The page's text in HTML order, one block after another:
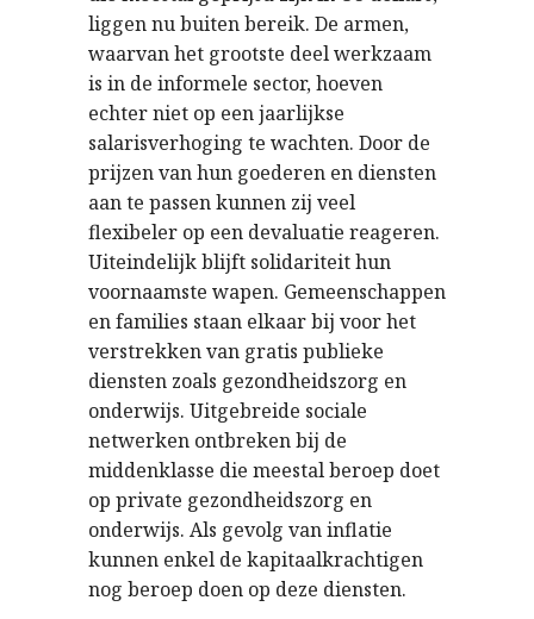
liggen nu buiten bereik. De armen,
waarvan het grootste deel werkzaam
is in de informele sector, hoeven
echter niet op een jaarlijkse
salarisverhoging te wachten. Door de
prijzen van hun goederen en diensten
aan te passen kunnen zij veel
flexibeler op een devaluatie reageren.
Uiteindelijk blijft solidariteit hun
voornaamste wapen. Gemeenschappen
en families staan elkaar bij voor het
verstrekken van gratis publieke
diensten zoals gezondheidszorg en
onderwijs. Uitgebreide sociale
netwerken ontbreken bij de
middenklasse die meestal beroep doet
op private gezondheidszorg en
onderwijs. Als gevolg van inflatie
kunnen enkel de kapitaalkrachtigen
nog beroep doen op deze diensten.